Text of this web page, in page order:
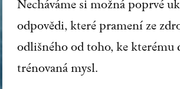
Necháváme si možná poprvé
odpovědi, které pramení ze
odlišného od toho, ke kterému
trénovaná mysl.